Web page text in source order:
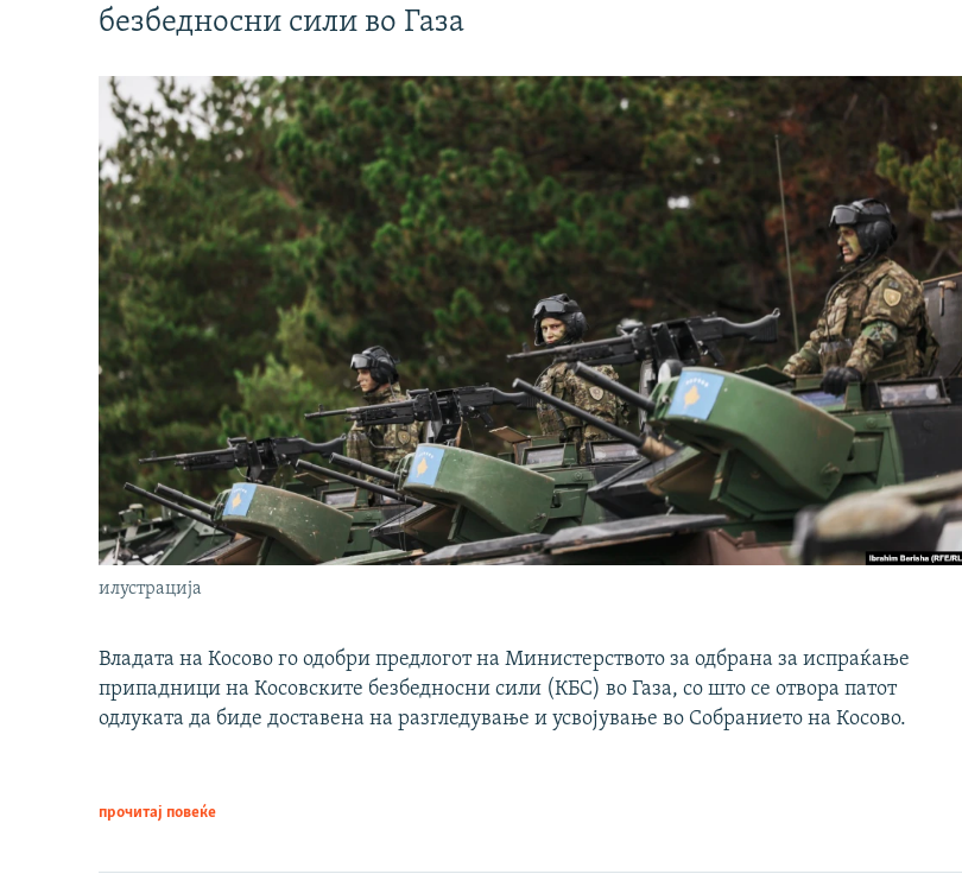
безбедносни сили во Газа
илустрација
Владата на Косово го одобри предлогот на Министерството за одбрана за испраќање
припадници на Косовските безбедносни сили (КБС) во Газа, со што се отвора патот
одлуката да биде доставена на разгледување и усвојување во Собранието на Косово.
прочитај повеќе